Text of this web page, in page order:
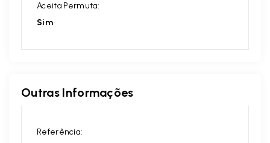
Aceita Permuta:
Sim
Outras Informações
Referência: